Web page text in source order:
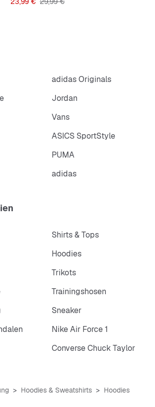
adidas Originals
Jordan
Vans
ASICS SportStyle
PUMA
adidas
Shirts & Tops
Hoodies
Trikots
Trainingshosen
Sneaker
Nike Air Force 1
Converse Chuck Taylor
Hoodies & Sweatshirts Hoodies